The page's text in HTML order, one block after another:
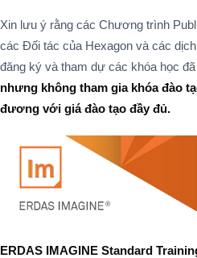
Xin lưu ý rằng các Chương trình
các Đối tác của Hexagon và các
đăng ký và tham dự các khóa học
nhưng không tham gia khóa đào
đương với giá đào tạo đầy đủ.
ERDAS IMAGINE Standard